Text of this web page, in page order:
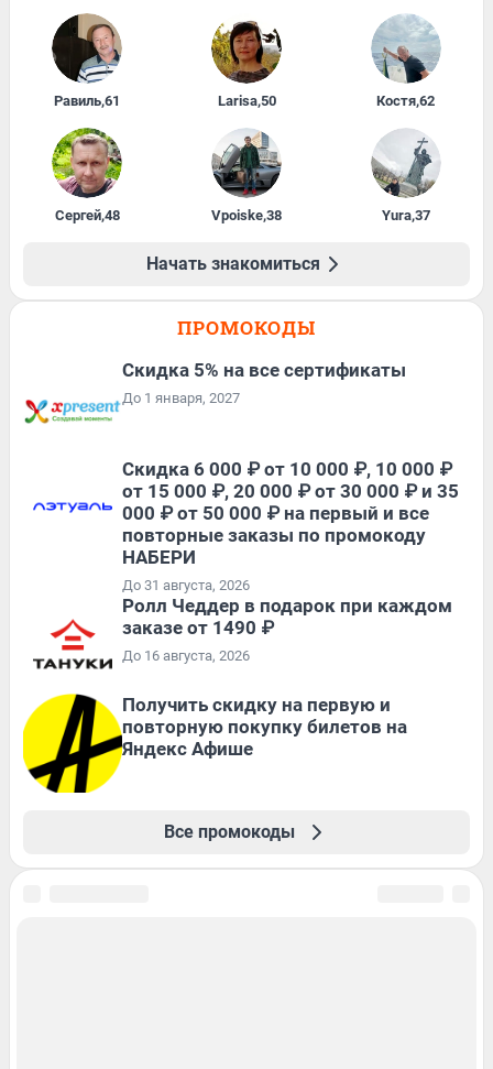
Равиль,61 Larisa,50 Костя,62
Сергей,48 Vpoiske,38 Yura,37
Начать знакомиться
ПРОМОКОДЫ
Скидка 5% на все сертификаты
До 1 января, 2027
Скидка 6 000 ₽ от 10 000 ₽, 10 000 ₽
от 15 000 ₽, 20 000 ₽ от 30 000 ₽ и 35
000 ₽ от 50 000 ₽ на первый и все
повторные заказы по промокоду
НАБЕРИ
До 31 августа, 2026
Ролл Чеддер в подарок при каждом
заказе от 1490 ₽
До 16 августа, 2026
Получить скидку на первую и
повторную покупку билетов на
Яндекс Афише
Все промокоды